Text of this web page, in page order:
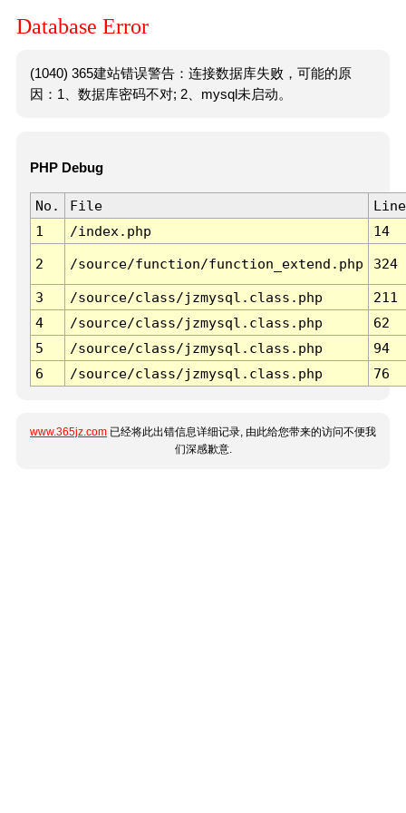
Database Error
(1040) 365建站错误警告：连接数据库失败，可能的原
因：1、数据库密码不对; 2、mysql未启动。
PHP Debug
No. File
Line
1
/index.php 14
2 /source/function/function_extend.php 324
3 /source/class/jzmysql.class.php
211
4
/source/class/jzmysql.class.php
62
5
/source/class/jzmysql.class.php
94
6
/source/class/jzmysql.class.php 76
www.365jz.com 已经将此出错信息详细记录, 由此给您带来的访问不便我
们深感歉意.